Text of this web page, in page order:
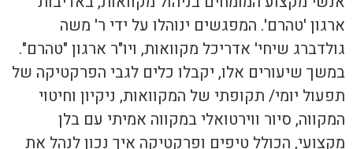
ארגון 'טהרם'. המפגשים ינוהלו על ידי ר' משה
גולדברג שיחי' אדריכל מקוואות, ויו"ר ארגון "טהרם".
במשך שיעורים אלו, יקבלו כלים לגבי הפרקטיקה של
תפעול יומי/ תקופתי של המקוואות, ניקיון וחיטוי
המקווה, סיור ווירטואלי במקווה אמיתי עם בלן
מקצועי, הכולל טיפים ופרקטיקה איך נכון לנהל את